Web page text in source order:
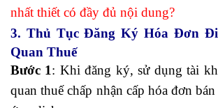
nhất thiết có đầy đủ nội dung?
3. Thủ Tục Đăng Ký Hóa Đơn
Quan Thuế
Bước 1: Khi đăng ký, sử dụng tài
quan thuế chấp nhận cấp hóa đơn